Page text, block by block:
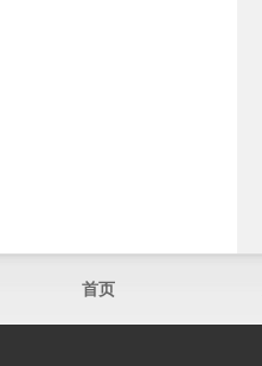
首页